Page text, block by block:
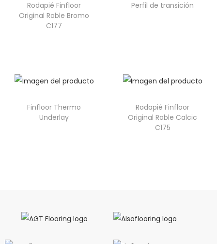
Rodapié Finfloor
Original Roble Bromo
C177
Perfil de transición
Finfloor Thermo
Underlay
Rodapié Finfloor
Original Roble Calcic
C175